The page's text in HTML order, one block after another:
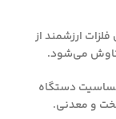
ارزشمند از
کاوش می‌شود.
دستگاه
و معدنی.